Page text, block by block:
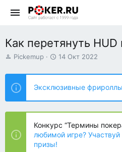
Как перетянуть HUD
А
т
о
р
т
е
ы
Pickemup
Д
т
н
а
ч
л
а
14 Окт 2022
Эксклюзивные фрироллы
Конкурс “Термины
любимой игре?
призы!